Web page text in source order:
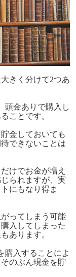
きく分けて2つあ
頭金ありで購入し
ことです。
金しておいても
できないことは
けでお金が増え
られますが、実
にもなり得ま
ってしまう可能
入してしまった
あります。
購入することによ
のぶん現金を貯